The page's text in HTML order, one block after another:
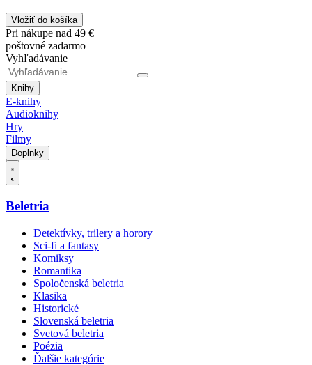
Vložiť do košíka
Pri nákupe nad 49 €
poštovné zadarmo
Vyhľadávanie
Knihy
E-knihy
Audioknihy
Hry
Filmy
Doplnky
Beletria
Detektívky, trilery a horory
Sci-fi a fantasy
Komiksy
Romantika
Spoločenská beletria
Klasika
Historické
Slovenská beletria
Svetová beletria
Poézia
Ďalšie kategórie